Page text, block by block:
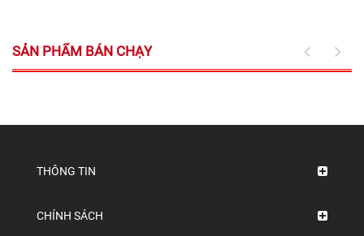
SẢN PHẨM BÁN CHẠY
THÔNG TIN
CHÍNH SÁCH